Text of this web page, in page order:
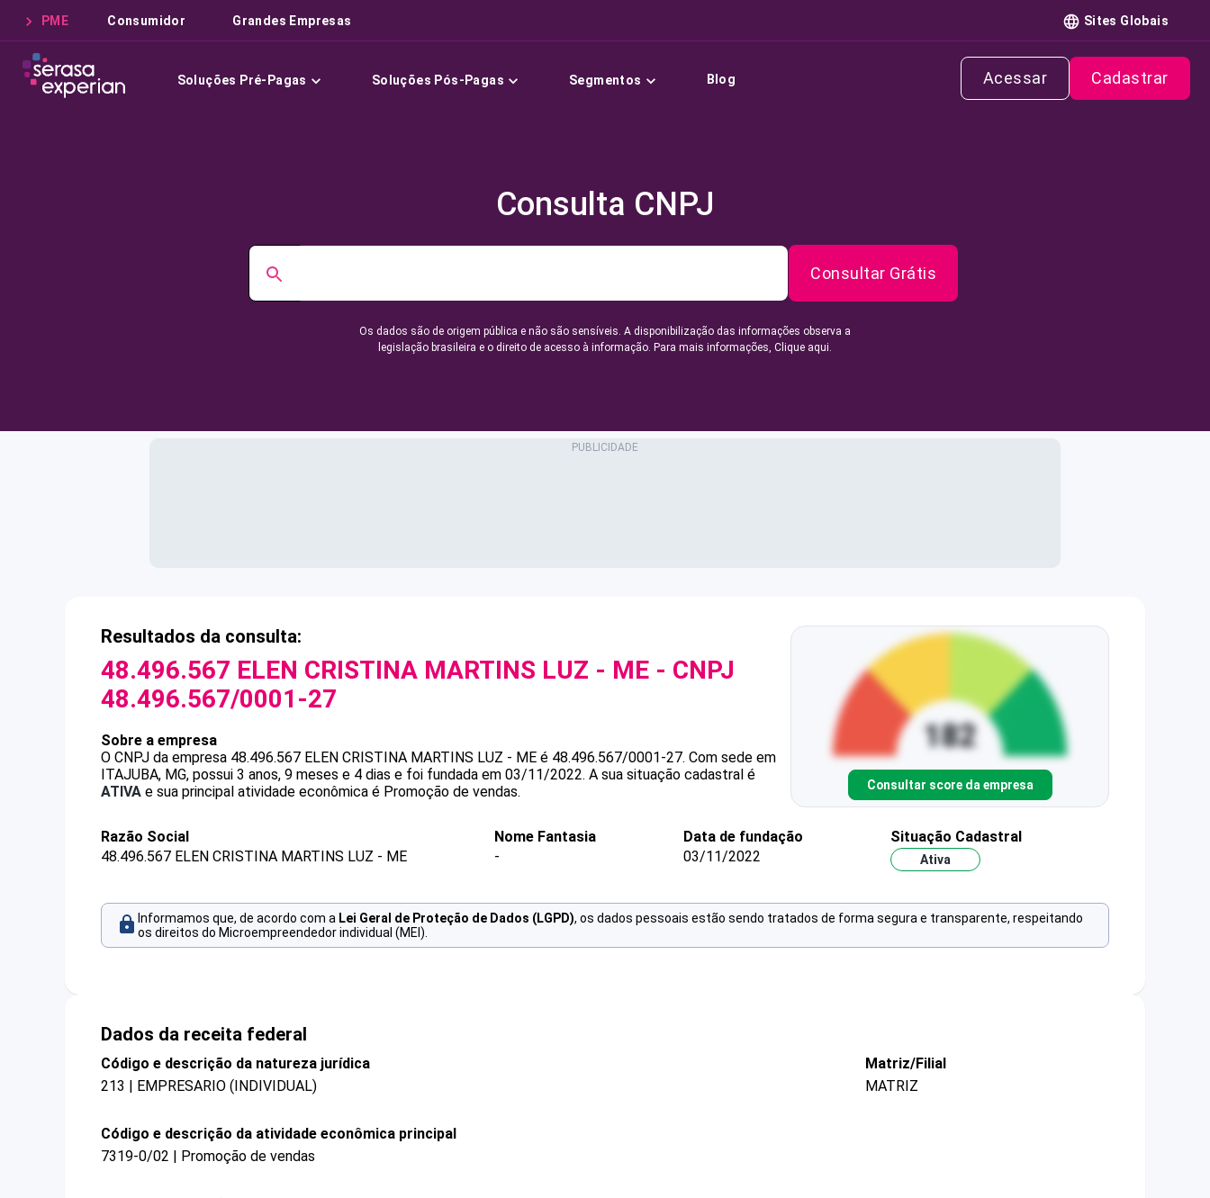
PME Consumidor Grandes Empresas Sites Globais
Soluções Pré-Pagas Soluções Pós-Pagas Segmentos Blog Acessar Cadastrar
Consulta CNPJ
Consultar Grátis
Os dados são de origem pública e não são sensíveis. A disponibilização das informações observa a
legislação brasileira e o direito de acesso à informação. Para mais informações, Clique aqui.
Resultados da consulta:
48.496.567 ELEN CRISTINA MARTINS LUZ - ME - CNPJ
48.496.567/0001-27
Sobre a empresa
O CNPJ da empresa 48.496.567 ELEN CRISTINA MARTINS LUZ - ME é 48.496.567/0001-27. Com sede em
ITAJUBA, MG, possui 3 anos, 9 meses e 4 dias e foi fundada em 03/11/2022. A sua situação cadastral é
ATIVA e sua principal atividade econômica é Promoção de vendas. Consultar score da empresa
Razão Social
48.496.567 ELEN CRISTINA MARTINS LUZ - ME
Nome Fantasia
-
Data de fundação
03/11/2022
Situação Cadastral
Ativa
Informamos que, de acordo com a Lei Geral de Proteção de Dados (LGPD), os dados pessoais estão sendo tratados de forma segura e transparente, respeitando
os direitos do Microempreendedor individual (MEI).
Dados da receita federal
Código e descrição da natureza jurídica
213 | EMPRESARIO (INDIVIDUAL)
Matriz/Filial
MATRIZ
Código e descrição da atividade econômica principal
7319-0/02 | Promoção de vendas